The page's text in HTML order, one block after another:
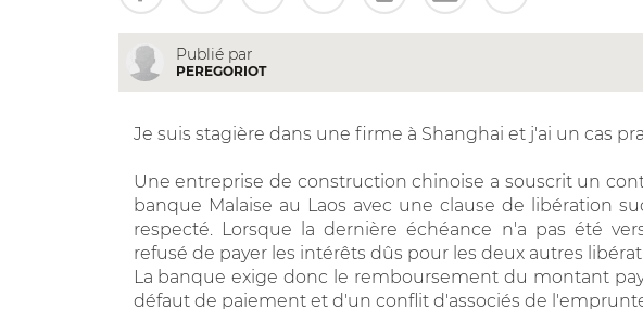
Publié par
PEREGORIOT
Je suis stagière dans une firme à Shanghai et j'ai un cas
Une entreprise de construction chinoise a souscrit un
banque Malaise au Laos avec une clause de libération
respecté. Lorsque la dernière échéance n'a pas été
refusé de payer les intérêts dûs pour les deux autres
La banque exige donc le remboursement du montant
défaut de paiement et d'un conflit d'associés de